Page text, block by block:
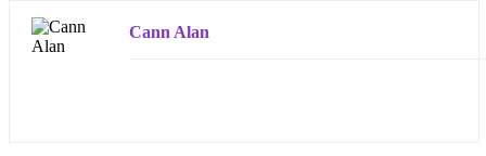
Cann Alan